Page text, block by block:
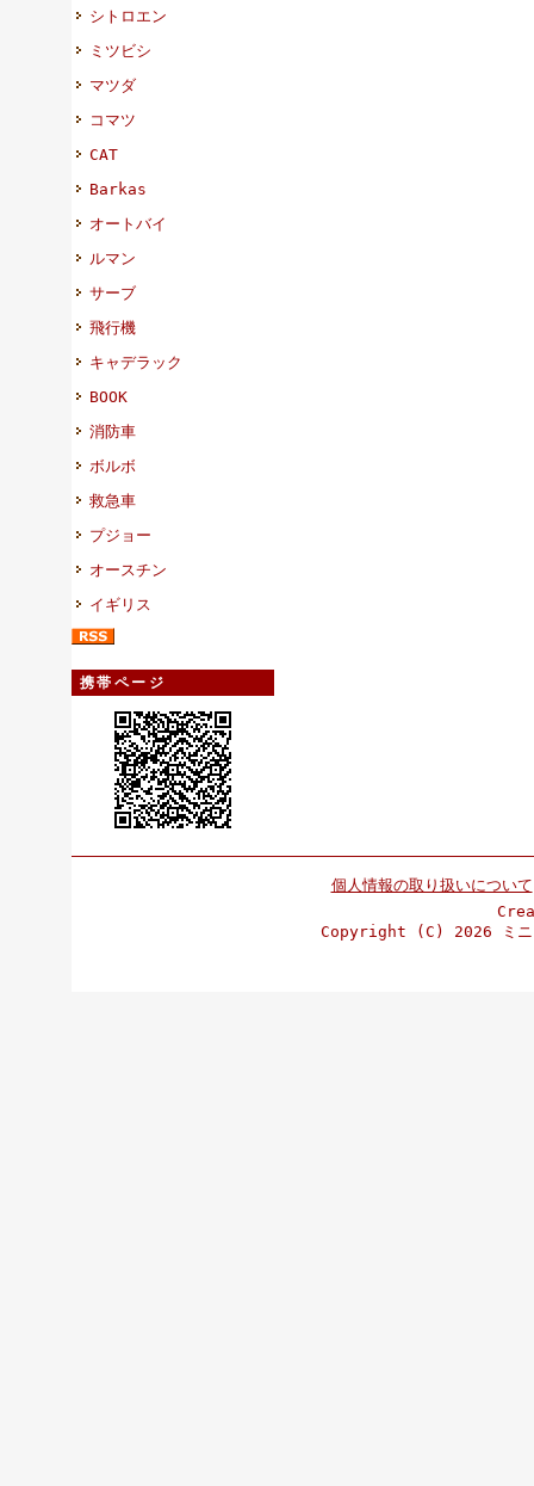
シトロエン
ミツビシ
マツダ
コマツ
CAT
Barkas
オートバイ
ルマン
サーブ
飛行機
キャデラック
BOOK
消防車
ボルボ
救急車
プジョー
オースチン
イギリス
携帯ページ
個人情報の取り扱いについて
Copyright (C) 2026 ミ